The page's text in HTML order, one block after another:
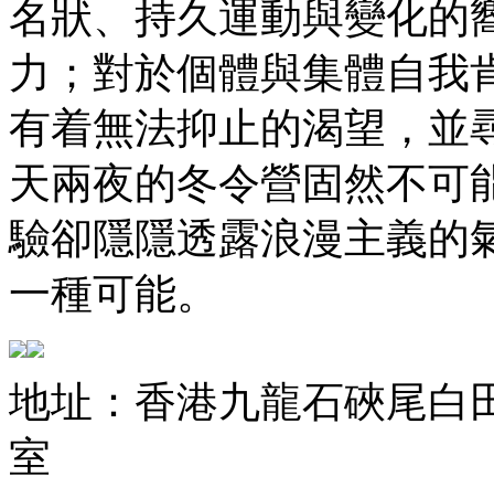
名狀、持久運動與變化的
力；對於個體與集體自我
有着無法抑止的渴望，並
天兩夜的冬令營固然不可
驗卻隱隱透露浪漫主義的
一種可能。
地址：香港九龍石硤尾白
室